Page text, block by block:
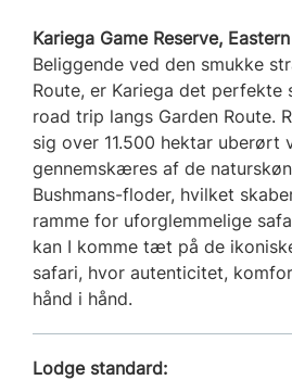
Kariega Game Reserve,
Beliggende ved den smukke
Route, er Kariega det perfekte
road trip langs Garden Route.
sig over 11.500 hektar uberørt
gennemskæres af de
Bushmans-floder, hvilket
ramme for uforglemmelige
kan I komme tæt på de
safari, hvor autenticitet,
hånd i hånd.
Lodge standard: